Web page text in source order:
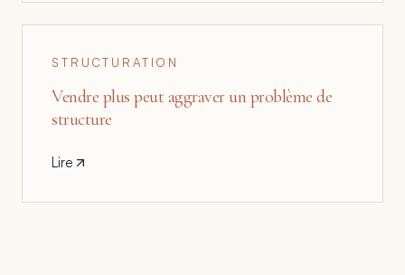
STRUCTURATION
Vendre plus peut aggraver un problème de
structure
Lire